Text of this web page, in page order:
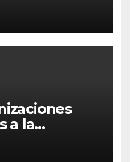
a la
de
recibir